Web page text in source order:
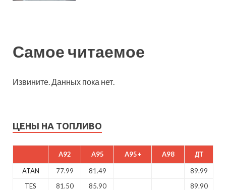
Самое читаемое
Извините. Данных пока нет.
ЦЕНЫ НА ТОПЛИВО
A92 A95 A95+ A98 ДТ
ATAN 77.99 81.49
89.99
TES
81.50 85.90
89.90